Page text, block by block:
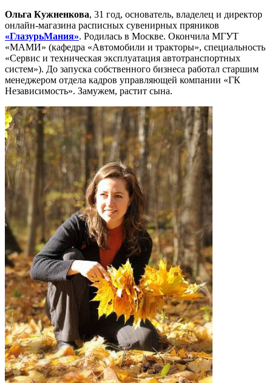
Ольга Кужненкова, 31 год, основатель, владелец и директор
онлайн-магазина расписных сувенирных пряников
«ГлазурьМания». Родилась в Москве. Окончила МГУТ
«МАМИ» (кафедра «Автомобили и тракторы», специальность
«Сервис и техническая эксплуатация автотранспортных
систем»). До запуска собственного бизнеса работал старшим
менеджером отдела кадров управляющей компании «ГК
Независимость». Замужем, растит сына.